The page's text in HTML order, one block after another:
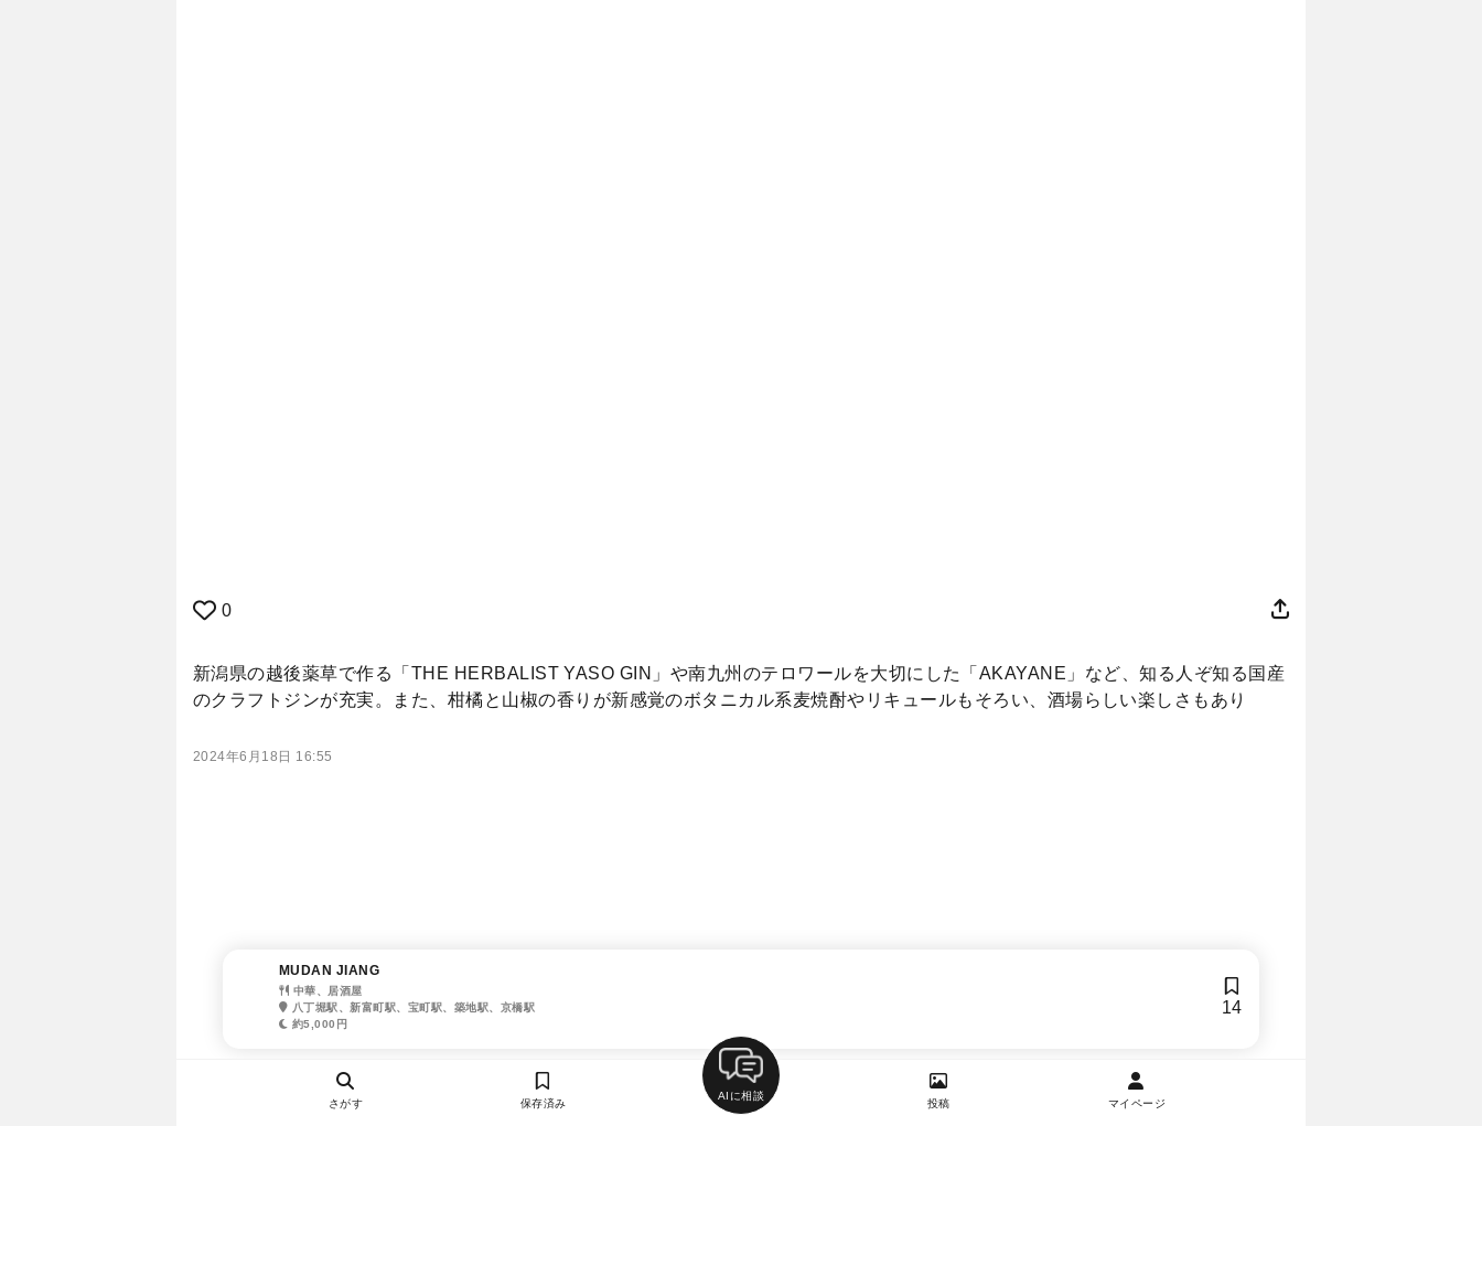
0
新潟県の越後薬草で作る「THE HERBALIST YASO GIN」や南九州のテロワールを大切にした「AKAYANE」など、知る人ぞ知る国産
のクラフトジンが充実。また、柑橘と山椒の香りが新感覚のボタニカル系麦焼酎やリキュールもそろい、酒場らしい楽しさもあり
2024年6月18日 16:55
MUDAN JIANG
中華、居酒屋
八丁堀駅、新富町駅、宝町駅、築地駅、京橋駅
約5,000円
14
さがす 保存済み
AIに相談
投稿 マイページ